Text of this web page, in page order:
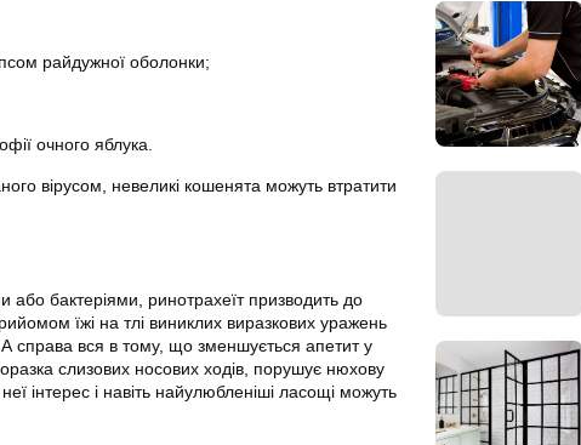
райдужної оболонки;
очного яблука.
вірусом, невеликі кошенята можуть втратити
або бактеріями, ринотрахеїт призводить до
їжі на тлі виниклих виразкових уражень
справа вся в тому, що зменшується апетит у
слизових носових ходів, порушує нюхову
інтерес і навіть найулюбленіші ласощі можуть